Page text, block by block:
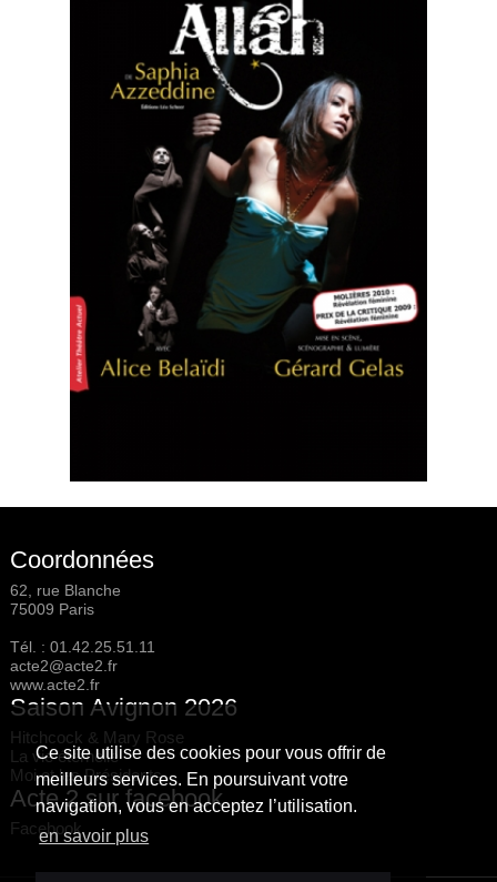
Ce site utilise des cookies pour vous offrir de
meilleurs services. En poursuivant votre
navigation, vous en acceptez l’utilisation.
en savoir plus
Coordonnées
62, rue Blanche
75009 Paris
Tél. : 01.42.25.51.11
acte2@acte2.fr
www.acte2.fr
Saison Avignon 2026
Hitchcock & Mary Rose
La vie éternelle
Moi et les Présidents
Acte 2 sur facebook
Facebook